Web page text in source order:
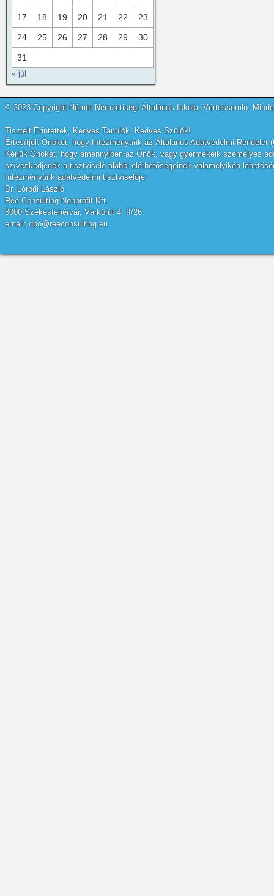
17 18 19 20 21 22 23
24 25 26 27 28 29 30
31
« júl
© 2023 Copyright Német Nemzetiségi Általános Iskola, Vértessomló.
Tisztelt Érintettek, Kedves Tanulók, Kedves Szülők!
Értesítjük Önöket, hogy Intézményünk az Általános Adatvédelmi
Kérjük Önöket, hogy amennyiben az Önök, vagy gyermekeik személyes
szíveskedjenek a tisztviselő alábbi elérhetőségeinek valamelyikén
Intézményünk adatvédelmi tisztviselője:
Dr. Lórodi László
Reé Consulting Nonprofit Kft.
8000 Székesfehérvár, Várkörút 4. II/26.
email: dpo@reeconsulting.eu